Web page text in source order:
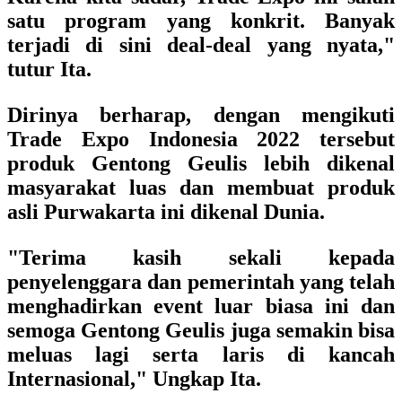
satu program yang konkrit. Banyak
terjadi di sini deal-deal yang nyata,"
tutur Ita.
Dirinya berharap, dengan mengikuti
Trade Expo Indonesia 2022 tersebut
produk Gentong Geulis lebih dikenal
masyarakat luas dan membuat produk
asli Purwakarta ini dikenal Dunia.
"Terima kasih sekali kepada
penyelenggara dan pemerintah yang telah
menghadirkan event luar biasa ini dan
semoga Gentong Geulis juga semakin bisa
meluas lagi serta laris di kancah
Internasional," Ungkap Ita.